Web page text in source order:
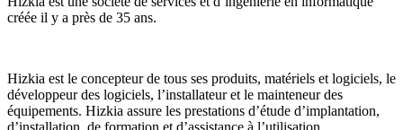
créée il y a près de 35 ans.
Hizkia est le concepteur de tous ses produits, matériels et logiciels, le
développeur des logiciels, l’installateur et le mainteneur des
équipements. Hizkia assure les prestations d’étude d’implantation,
d’installation, de formation et d’assistance à l’utilisation